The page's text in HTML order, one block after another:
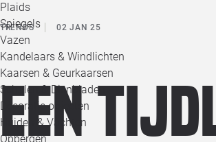
Plaids
Spiegels
Vazen
Kandelaars & Windlichten
Kaarsen & Geurkaarsen
Schalen & Dienbladen
Decoratie objecten
Huiden & Vachten
Opbergen
TRENDS 02 JAN 25
Een